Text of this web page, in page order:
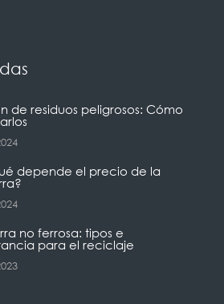
de residuos peligrosos: Cómo
depende el precio de la
no ferrosa: tipos e
para el reciclaje